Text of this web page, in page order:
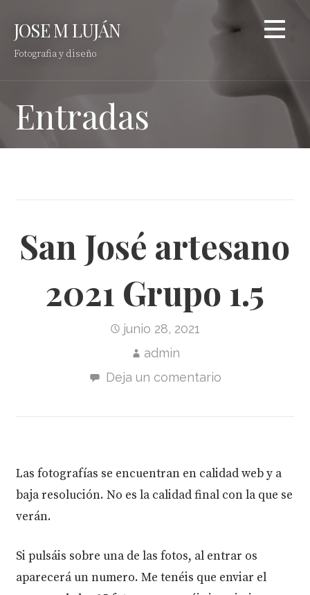
contenido
JOSE M LUJÁN
Fotografia y diseño
Entradas
San José artesano
2021 Grupo 1.5
junio 28, 2021
admin
Deja un comentario
Las fotografías se encuentran en calidad web y a
baja resolución. No es la calidad final con la que se
verán.
Si pulsáis sobre una de las fotos, al entrar os
aparecerá un numero. Me tenéis que enviar el